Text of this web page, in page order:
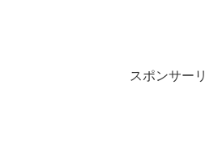
スポンサー